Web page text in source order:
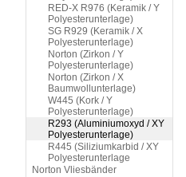
RED-X R976 (Keramik / Y
Polyesterunterlage)
SG R929 (Keramik / X
Polyesterunterlage)
Norton (Zirkon / Y
Polyesterunterlage)
Norton (Zirkon / X
Baumwollunterlage)
W445 (Kork / Y
Polyesterunterlage)
R293 (Aluminiumoxyd / XY
Polyesterunterlage)
R445 (Siliziumkarbid / XY
Polyesterunterlage
Norton Vliesbänder